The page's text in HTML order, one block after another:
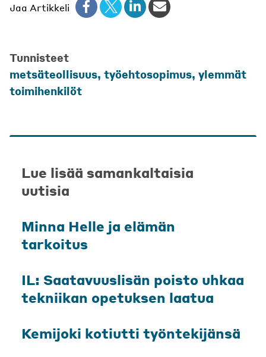
Jaa Artikkeli
Tunnisteet
metsäteollisuus, työehtosopimus, ylemmät
toimihenkilöt
Lue lisää samankaltaisia
uutisia
Minna Helle ja elämän
tarkoitus
IL: Saatavuuslisän poisto uhkaa
tekniikan opetuksen laatua
Kemijoki kotiutti työntekijänsä